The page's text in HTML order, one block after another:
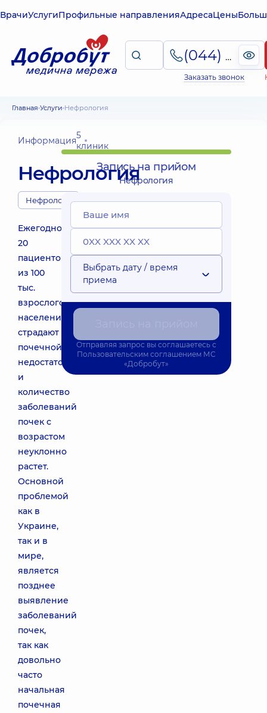
ВрачиУслугиПрофильные направленияАдресаЦены
(044) 495-2-888
Заказать звонок
Главная Услуги Нефрология
Информация5
клиник
Нефрология
Нефрологи
Ежегодно
20
пациентов
из 100
тыс.
взрослого
населения
страдают
почечной
недостаточностью,
и
количество
заболеваний
почек с
возрастом
неуклонно
растет.
Основной
проблемой
как в
Украине,
так и в
мире,
является
позднее
выявление
заболеваний
почек,
так как
довольно
часто
начальная
почечная
Запись на прийом
Нефрология
Выбрать дату / время
приема
Отправляя запрос вы соглашаетесь с
Пользовательским соглашением МС
«Добробут»